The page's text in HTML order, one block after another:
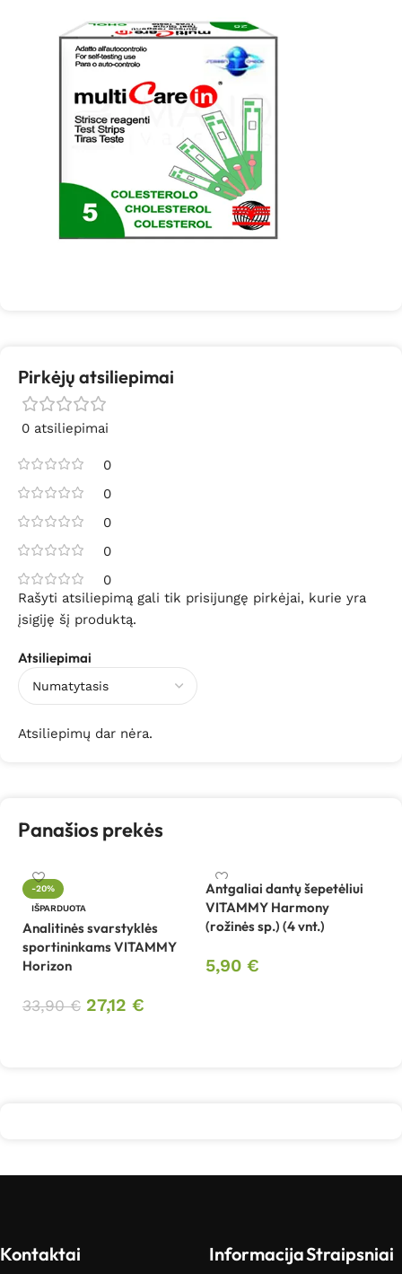
Pirkėjų atsiliepimai
0 atsiliepimai
0
0
0
0
0
Atsiliepimai
Atsiliepimų dar nėra.
Rašyti atsiliepimą gali tik prisijungę pirkėjai, kurie yra
įsigiję šį produktą.
Panašios prekės
-20%
IŠPARDUOTA
Analitinės svarstyklės
sportininkams VITAMMY
Horizon
33,90€ 27,12 €
Antgaliai dantų šepetėliui
VITAMMY Harmony
(rožinės sp.) (4 vnt.)
5,90 €
Kontaktai InformacijaStraipsniai